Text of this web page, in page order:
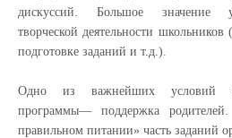
дискуссий. Большое значение
творческой деятельности
подготовке заданий и т.д.).
Одно из важнейших условий
программы— поддержка
правильном питании» часть заданий